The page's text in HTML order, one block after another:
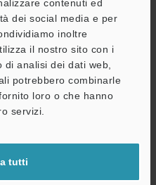
contenuti ed
dei social media e per
inoltre
il nostro sito con i
analisi dei dati web,
potrebbero combinarle
loro o che hanno
servizi.
tutti